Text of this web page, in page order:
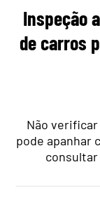
Inspeção
de carros
Não
pode apanhar